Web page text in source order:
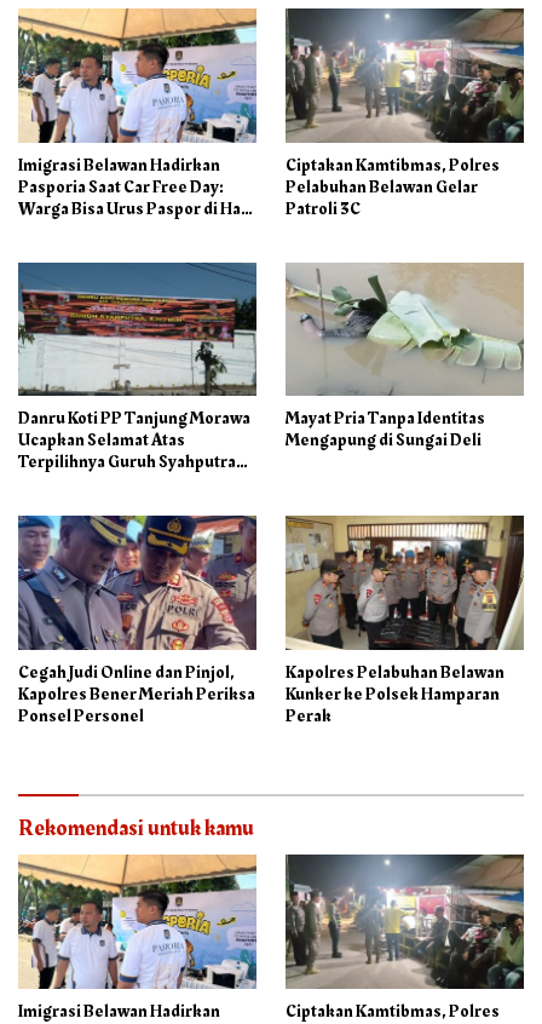
Imigrasi Belawan Hadirkan
Pasporia Saat Car Free Day:
Warga Bisa Urus Paspor di Hari
Ciptakan Kamtibmas, Polres
Pelabuhan Belawan Gelar
Patroli 3C
Danru Koti PP Tanjung Morawa
Ucapkan Selamat Atas
Terpilihnya Guruh Syahputra
Mayat Pria Tanpa Identitas
Mengapung di Sungai Deli
Cegah Judi Online dan Pinjol,
Kapolres Bener Meriah Periksa
Ponsel Personel
Kapolres Pelabuhan Belawan
Kunker ke Polsek Hamparan
Perak
Rekomendasi untuk kamu
Imigrasi Belawan Hadirkan
Ciptakan Kamtibmas, Polres